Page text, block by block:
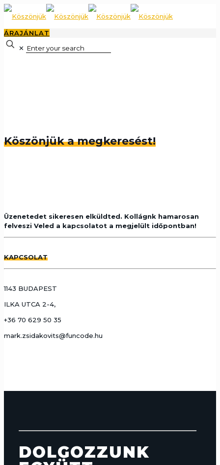
ÁRAJÁNLAT
✕
Köszönjük a megkeresést!
Üzenetedet sikeresen elküldted. Kollágnk hamarosan
felveszi Veled a kapcsolatot a megjelült időpontban!
KAPCSOLAT
1143 BUDAPEST
ILKA UTCA 2-4,
+36 70 629 50 35
mark.zsidakovits@funcode.hu
DOLGOZZUNK